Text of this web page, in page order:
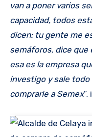
van a poner varios
capacidad, todos
dicen: tu gente me
semáforos, dice que
esa es la empresa
investigo y sale
comprarle a Semex